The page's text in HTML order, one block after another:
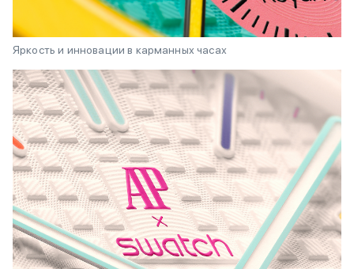
Яркость и инновации в карманных часах